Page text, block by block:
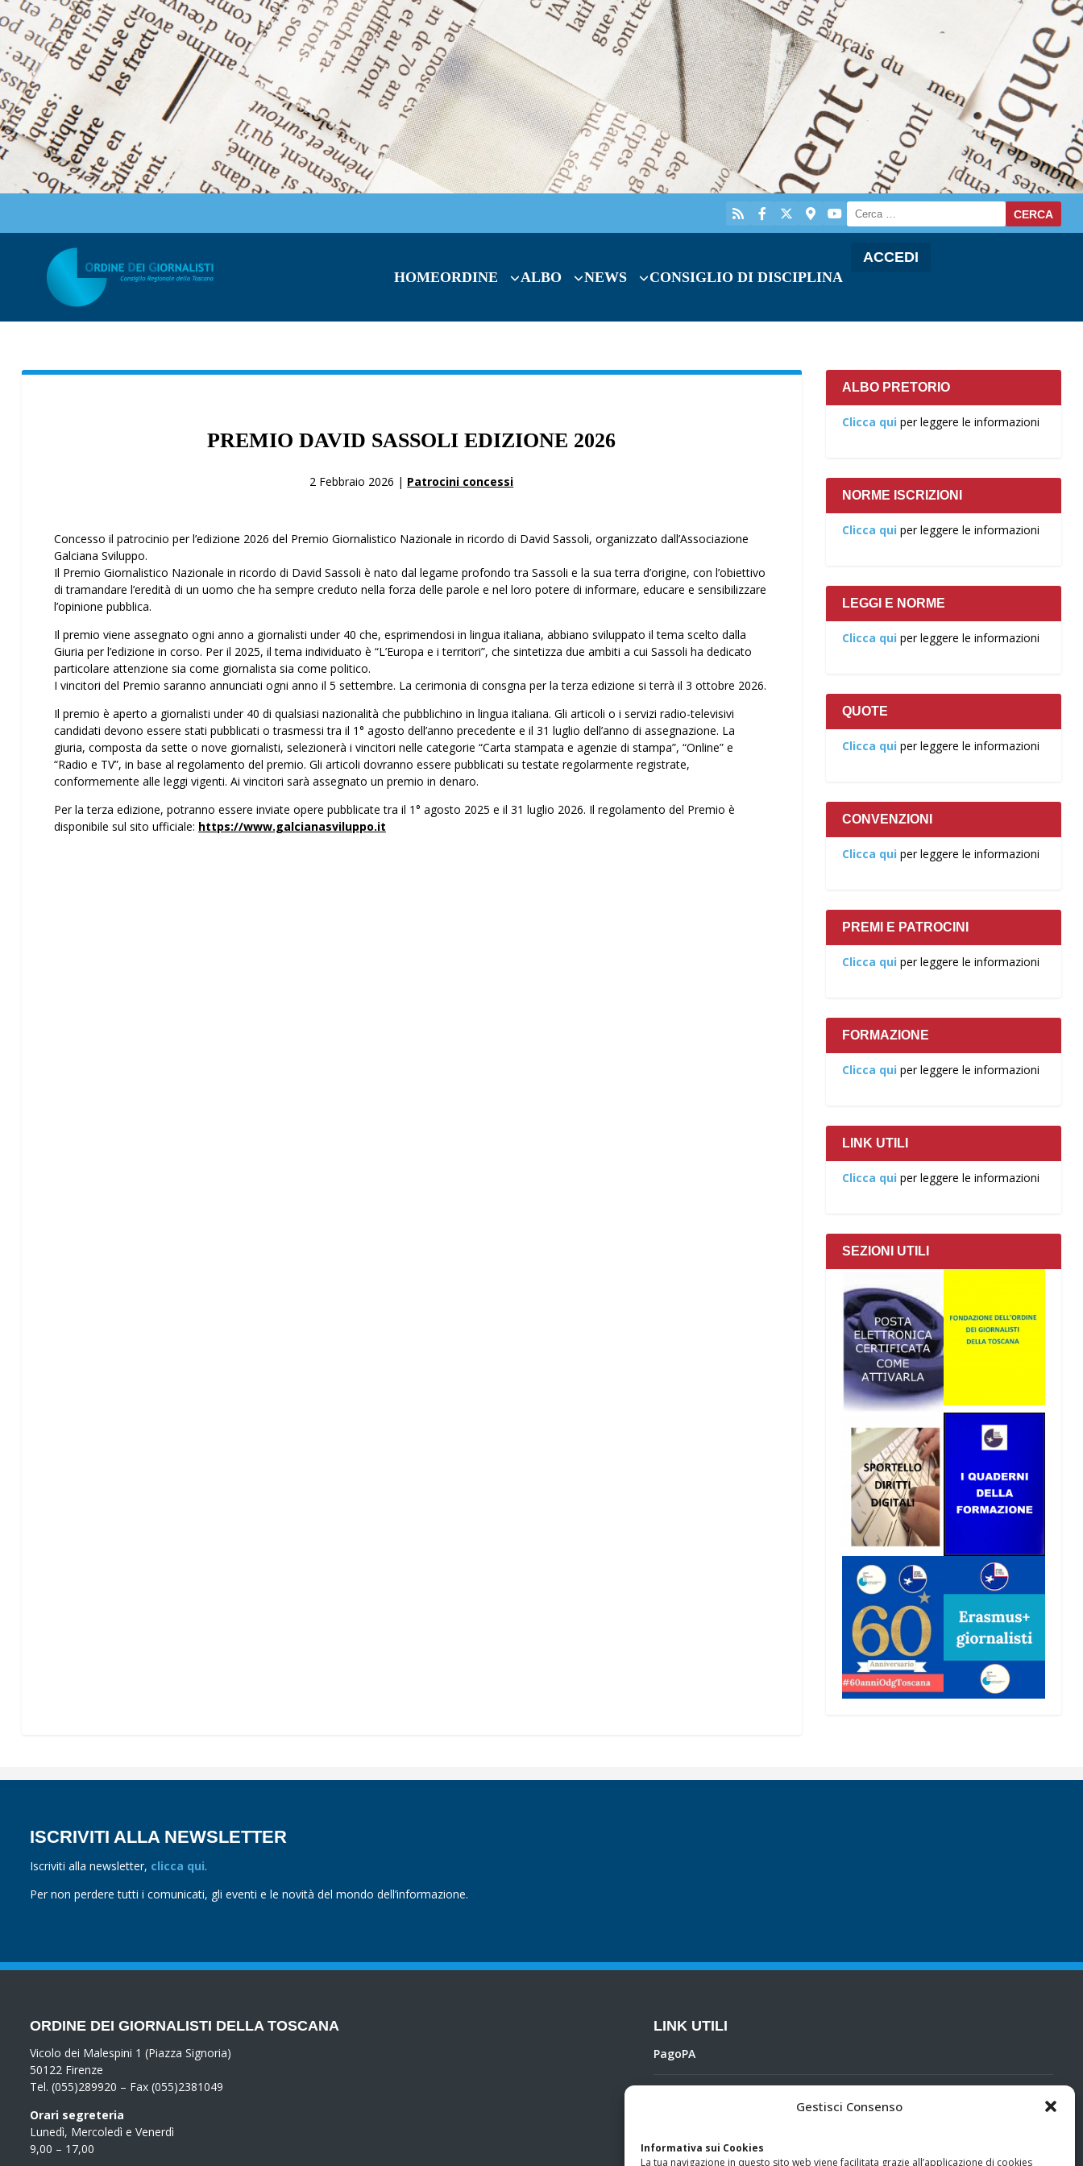
Gestisci Consenso
Informativa sui Cookies
La tua navigazione in questo sito web viene facilitata grazie all’applicazione di cookies
HOMEORDINE ALBO NEWS CONSIGLIO DI DISCIPLINA
ACCEDI
PREMIO DAVID SASSOLI EDIZIONE 2026
2 Febbraio 2026 | Patrocini concessi
Concesso il patrocinio per l’edizione 2026 del Premio Giornalistico Nazionale in ricordo di David Sassoli, organizzato dall’Associazione
Galciana Sviluppo.
Il Premio Giornalistico Nazionale in ricordo di David Sassoli è nato dal legame profondo tra Sassoli e la sua terra d’origine, con l’obiettivo
di tramandare l’eredità di un uomo che ha sempre creduto nella forza delle parole e nel loro potere di informare, educare e sensibilizzare
l’opinione pubblica.
Il premio viene assegnato ogni anno a giornalisti under 40 che, esprimendosi in lingua italiana, abbiano sviluppato il tema scelto dalla
Giuria per l’edizione in corso. Per il 2025, il tema individuato è “L’Europa e i territori”, che sintetizza due ambiti a cui Sassoli ha dedicato
particolare attenzione sia come giornalista sia come politico.
I vincitori del Premio saranno annunciati ogni anno il 5 settembre. La cerimonia di consgna per la terza edizione si terrà il 3 ottobre 2026.
Il premio è aperto a giornalisti under 40 di qualsiasi nazionalità che pubblichino in lingua italiana. Gli articoli o i servizi radio-televisivi
candidati devono essere stati pubblicati o trasmessi tra il 1° agosto dell’anno precedente e il 31 luglio dell’anno di assegnazione. La
giuria, composta da sette o nove giornalisti, selezionerà i vincitori nelle categorie “Carta stampata e agenzie di stampa”, “Online” e
“Radio e TV”, in base al regolamento del premio. Gli articoli dovranno essere pubblicati su testate regolarmente registrate,
conformemente alle leggi vigenti. Ai vincitori sarà assegnato un premio in denaro.
Per la terza edizione, potranno essere inviate opere pubblicate tra il 1° agosto 2025 e il 31 luglio 2026. Il regolamento del Premio è
disponibile sul sito ufficiale: https://www.galcianasviluppo.it
ALBO PRETORIO
Clicca qui per leggere le informazioni
NORME ISCRIZIONI
Clicca qui per leggere le informazioni
LEGGI E NORME
Clicca qui per leggere le informazioni
QUOTE
Clicca qui per leggere le informazioni
CONVENZIONI
Clicca qui per leggere le informazioni
PREMI E PATROCINI
Clicca qui per leggere le informazioni
FORMAZIONE
Clicca qui per leggere le informazioni
LINK UTILI
Clicca qui per leggere le informazioni
SEZIONI UTILI
ISCRIVITI ALLA NEWSLETTER
Iscriviti alla newsletter, clicca qui.
Per non perdere tutti i comunicati, gli eventi e le novità del mondo dell’informazione.
ORDINE DEI GIORNALISTI DELLA TOSCANA
Vicolo dei Malespini 1 (Piazza Signoria)
50122 Firenze
Tel. (055)289920 – Fax (055)2381049
Orari segreteria
Lunedì, Mercoledì e Venerdì
9,00 – 17,00
LINK UTILI
PagoPA